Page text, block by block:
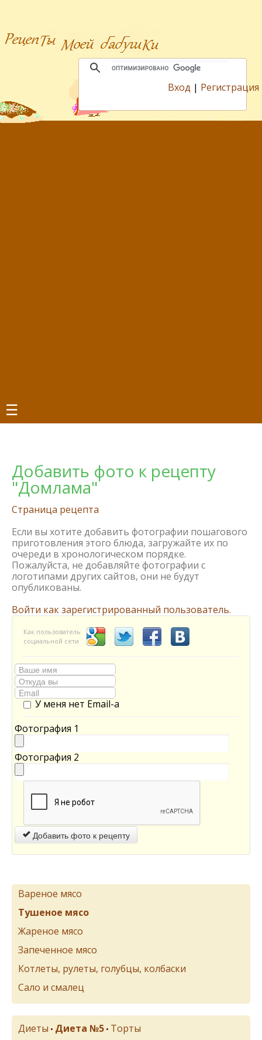
Вход | Регистрация
☰
Добавить фото к рецепту
"Домлама"
Страница рецепта
Если вы хотите добавить фотографии пошагового
приготовления этого блюда, загружайте их по
очереди в хронологическом порядке.
Пожалуйста, не добавляйте фотографии с
логотипами других сайтов, они не будут
опубликованы.
Войти как зарегистрированный пользователь.
Как пользователь
социальной сети
У меня нет Email-а
Фотография 1
Фотография 2
Добавить фото к рецепту
Вареное мясо
Тушеное мясо
Жареное мясо
Запеченное мясо
Котлеты, рулеты, голубцы, колбаски
Сало и смалец
Диеты • Диета №5 • Торты